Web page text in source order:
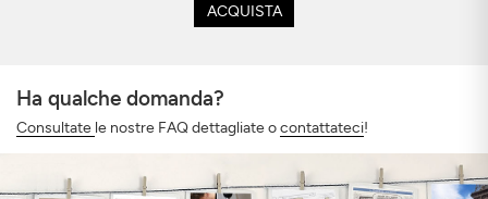
ACQUISTA
Ha qualche domanda?
Consultate le nostre FAQ dettagliate ocontattateci!